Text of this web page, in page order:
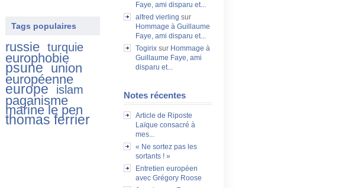
Faye, ami disparu et...
alfred vierling sur
Hommage à Guillaume
Faye, ami disparu et...
Togirix sur Hommage à
Guillaume Faye, ami
disparu et...
Notes récentes
Article de Riposte
Laïque consacré à
mes...
« Ne sortez pas les
sortants ! »
Entretien européen
avec Grégory Roose
Tags populaires
russie turquie
europhobie
psune union
européenne
europe islam
paganisme
marine le pen
thomas ferrier